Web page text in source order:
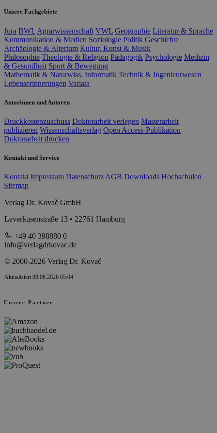
Unsere Fachgebiete
Jura BWL Agrarwissenschaft VWL Geographie Literatur & Sprache
Kommunikation & Medien Soziologie Politik Geschichte
Archäologie & Altertum Kultur, Kunst & Musik
Philosophie Theologie & Religion Pädagogik Psychologie Medizin
& Gesundheit Sport & Bewegung
Mathematik & Naturwiss. Informatik Technik & Ingenieurwesen
Lebenserinnerungen Variata
Autorinnen und Autoren
Druckkostenzuschuss Doktorarbeit verlegen Masterarbeit
publizieren Wissenschaftsverlag Open Access-Publikation
Doktorarbeit drucken
Kontakt und Service
Kontakt Impressum Datenschutz AGB Downloads Hochschulen
Sitemap
Verlag Dr. Kovač GmbH
Leverkusenstraße 13 • 22761 Hamburg
+49 40 398880 0
info@verlagdrkovac.de
© 2000-2026 Verlag Dr. Kovač
Aktualisiert 09.08.2026 05:04
Unsere Partner